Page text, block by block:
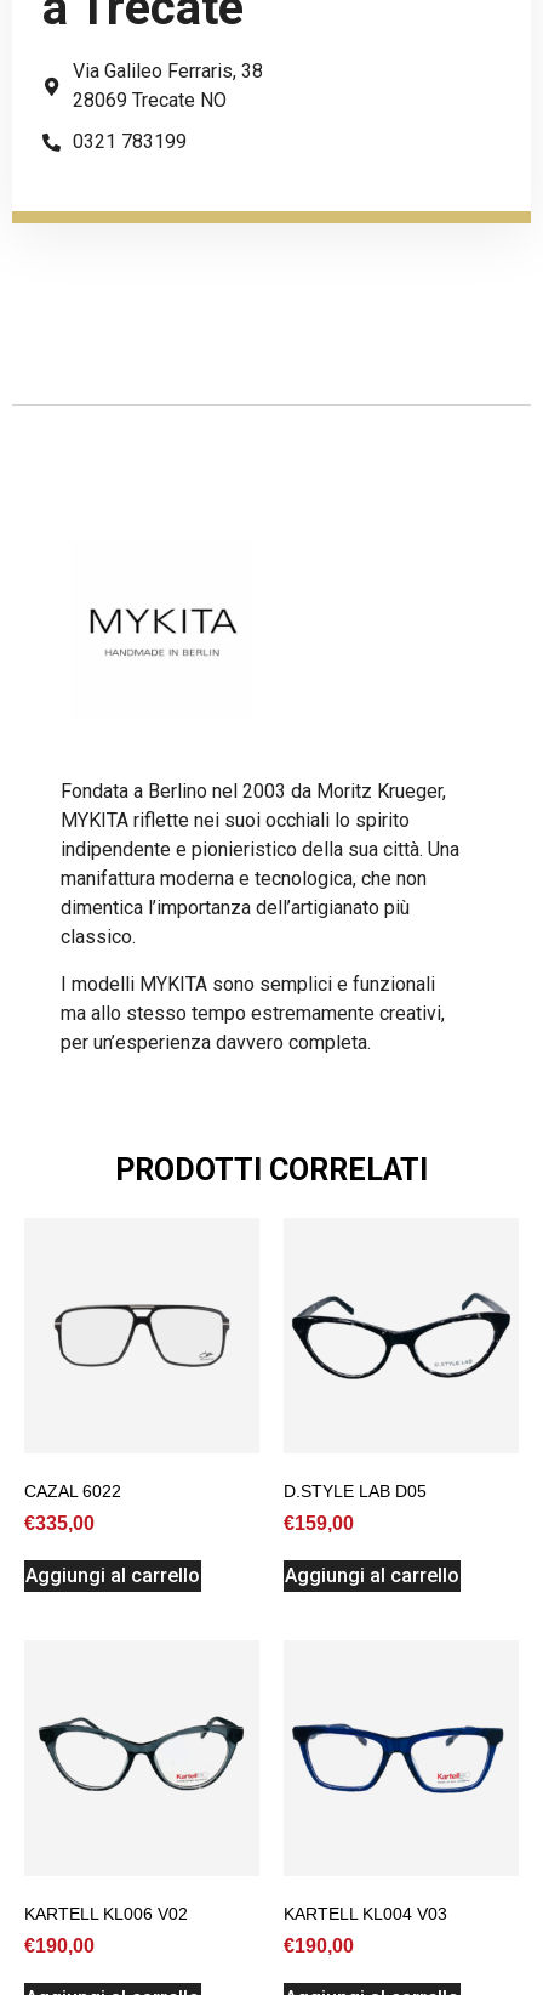
Via Galileo Ferraris, 38
28069 Trecate NO
0321 783199
Fondata a Berlino nel 2003 da Moritz Krueger,
MYKITA riflette nei suoi occhiali lo spirito
indipendente e pionieristico della sua città. Una
manifattura moderna e tecnologica, che non
dimentica l’importanza dell’artigianato più
classico.
I modelli MYKITA sono semplici e funzionali
ma allo stesso tempo estremamente creativi,
per un’esperienza davvero completa.
PRODOTTI CORRELATI
CAZAL 6022
€335,00
Aggiungi al carrello
D.STYLE LAB D05
€159,00
Aggiungi al carrello
KARTELL KL006 V02
€190,00
KARTELL KL004 V03
€190,00